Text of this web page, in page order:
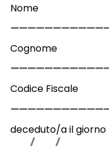
Nome
Cognome
Codice Fiscale
deceduto/a il giorno